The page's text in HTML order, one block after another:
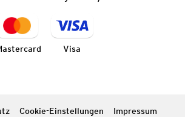
Visa
Cookie-Einstellungen
Impressum